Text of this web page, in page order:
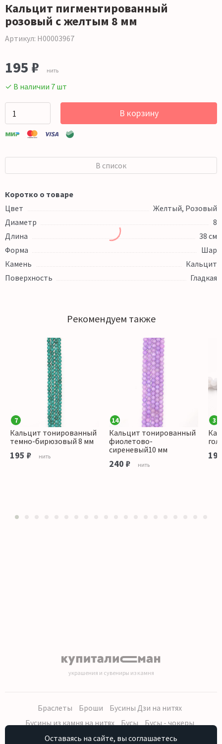
Кальцит пигментированный
розовый с желтым 8 мм
Артикул: Н00003967
195 ₽ нить
✓ В наличии 7 шт
В корзину
В список
Коротко о товаре
Цвет
Желтый, Розовый
Диаметр
8
Длина
38 см
Форма
Шар
Камень
Кальцит
Поверхность
Гладкая
Рекомендуем также
7
Кальцит тонированный
темно-бирюзовый 8 мм
195 ₽ нить
14
Кальцит тонированный
фиолетово-
сиреневый10 мм
240 ₽ нить
3
украшения и сувениры из камня
Браслеты Броши
Бусины Дзи на нитях
Бусины из камня на нитях
Бусы
Бусы - чокеры
Кольца, серьги
Кулоны Наборы (бусы, браслет, серьги)
Оставаясь на сайте, вы соглашаетесь